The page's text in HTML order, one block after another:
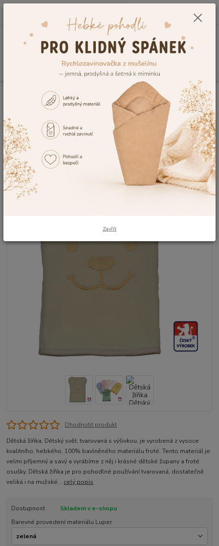
0,00 Kč
Kojenecké potřeby Koupání miminka Dětské žíňky
Dětská
žíňka Dětský svět maňásková zelená
Dětská žíňka Dětský svět
maňásková zelená
Ohodnotit produkt
Dětská žíňka, Dětský svět, tvarovaná s výšivkou, je vyrobená z vysoce
kvalitního, hebkého, 100% bavlněného materiálu froté. Tento materiál je
velmi příjemný a savý a vyrábíme z něj i krásné dětské župany a froté
osušky. Dětská žíňka je pro pohodlné používání tvarovaná, dostatečně
veliká i na mužské... celý popis
Dostupnost
Skladem v e-shopu
Barevné provedení materiálu Luper
Zavřít